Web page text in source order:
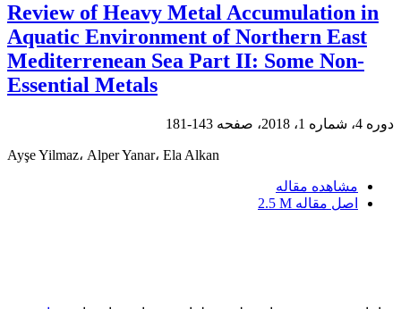
Review of Heavy Metal Accumulation in
Aquatic Environment of Northern East
Mediterrenean Sea Part II: Some Non-
Essential Metals
دوره 4، شماره 1، 2018، صفحه 143-181
Ayşe Yilmaz، Alper Yanar، Ela Alkan
مشاهده مقاله
اصل مقاله 2.5 M